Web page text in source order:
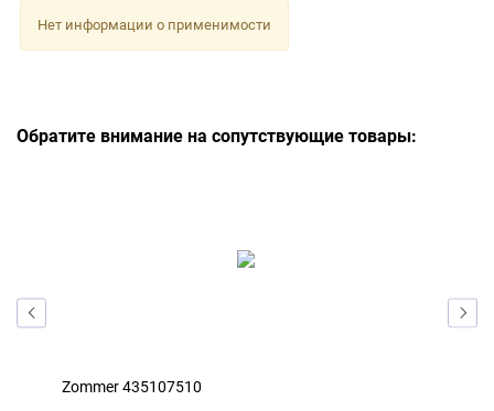
Нет информации о применимости
Обратите внимание на сопутствующие товары:
Zommer 435107510